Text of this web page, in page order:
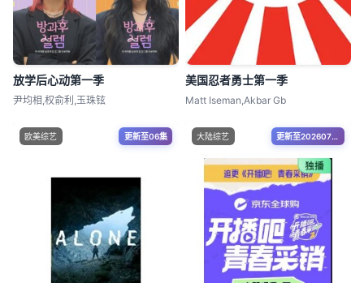
放学后心动第一季
尹均相,权俞利,玉珠铉
美国忍者勇士第一季
Matt Iseman,Akbar Gb
欧美综艺 更新至06集 大陆综艺 更新至20260715第30期